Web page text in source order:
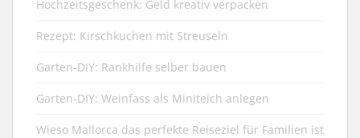
Hochzeitsgeschenk: Geld kreativ verpacken
Rezept: Kirschkuchen mit Streuseln
Garten-DIY: Rankhilfe selber bauen
Garten-DIY: Weinfass als Miniteich anlegen
Wieso Mallorca das perfekte Reiseziel für Familien ist